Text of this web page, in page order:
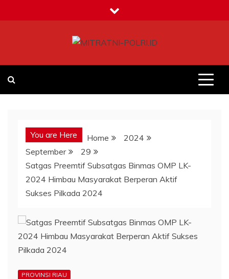
to
You are Here Home
2024
September
29
Satgas Preemtif Subsatgas Binmas OMP LK-
2024 Himbau Masyarakat Berperan Aktif
Sukses Pilkada 2024
PROVINSI RIAU